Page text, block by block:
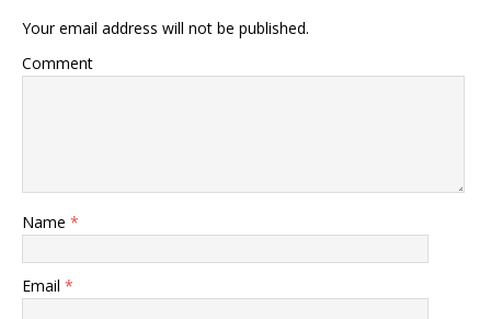
Your email address will not be published.
Comment
Name *
Email *